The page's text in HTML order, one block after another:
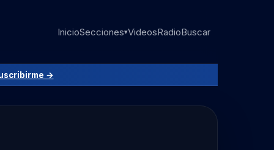
InicioSecciones▾VideosRadioBuscar
→